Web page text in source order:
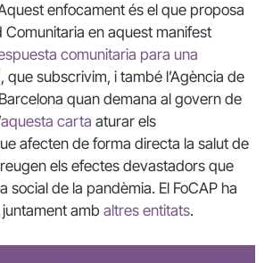
enfocament és el que proposa
Comunitaria en aquest manifest
comunitaria para una
que subscrivim, i també l’Agència de
quan demana al govern de
aquesta carta aturar els
afecten de forma directa la salut de
els efectes devastadors que
social de la pandèmia. El FoCAP ha
amb altres entitats.